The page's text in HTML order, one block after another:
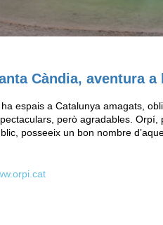
Càndia, aventura a
ha espais a Catalunya amagats,
però agradables.
posseeix un bon nombre